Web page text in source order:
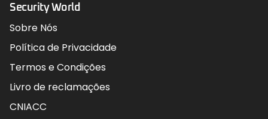
Security World
Sobre Nós
Política de Privacidade
Termos e Condições
Livro de reclamações
CNIACC